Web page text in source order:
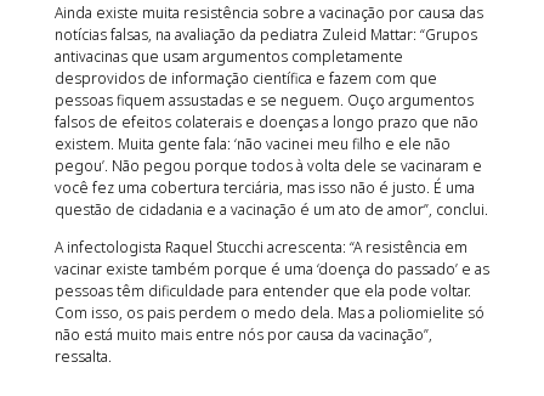
Ainda existe muita resistência sobre a vacinação por causa das
notícias falsas, na avaliação da pediatra Zuleid Mattar: “Grupos
antivacinas que usam argumentos completamente
desprovidos de informação científica e fazem com que
pessoas fiquem assustadas e se neguem. Ouço argumentos
falsos de efeitos colaterais e doenças a longo prazo que não
existem. Muita gente fala: ‘não vacinei meu filho e ele não
pegou’. Não pegou porque todos à volta dele se vacinaram e
você fez uma cobertura terciária, mas isso não é justo. É uma
questão de cidadania e a vacinação é um ato de amor”, conclui.
A infectologista Raquel Stucchi acrescenta: “A resistência em
vacinar existe também porque é uma ‘doença do passado’ e as
pessoas têm dificuldade para entender que ela pode voltar.
Com isso, os pais perdem o medo dela. Mas a poliomielite só
não está muito mais entre nós por causa da vacinação”,
ressalta.